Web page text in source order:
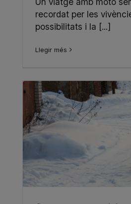
recordat per les
possibilitats i la [...]
Llegir més